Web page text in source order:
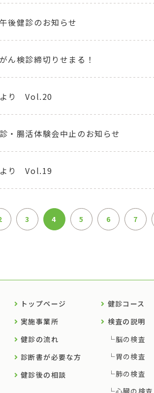
後健診のお知らせ
ん検診締切りせまる！
より Vol.20
・腸活体験会中止のお知らせ
より Vol.19
3 4 5 6 7
トップページ
実施事業所
健診の流れ
診断書が必要な方
健診後の相談
健診コース
検査の説明
脳の検査
胃の検査
肺の検査
心臓の検査